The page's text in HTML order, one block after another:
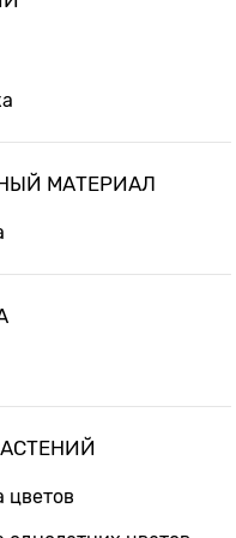
МАТЕРИАЛ
цветов